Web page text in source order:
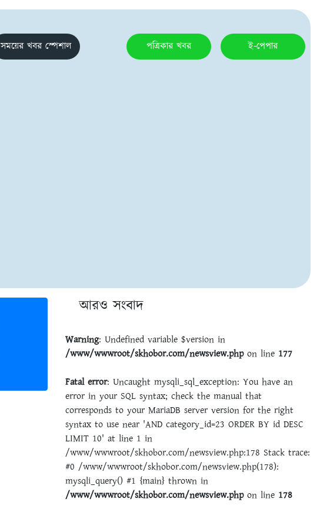
সময়ের খবর স্পেশাল পত্রিকার খবর ই-পেপার
আরও সংবাদ
Warning: Undefined variable $version in
/www/wwwroot/skhobor.com/newsview.phpon line 177
Fatal error: Uncaught mysqli_sql_exception: You have an
error in your SQL syntax; check the manual that
corresponds to your MariaDB server version for the right
syntax to use near 'AND category_id=23 ORDER BY id DESC
LIMIT 10' at line 1 in
/www/wwwroot/skhobor.com/newsview.php:178 Stack trace:
#0 /www/wwwroot/skhobor.com/newsview.php(178):
mysqli_query() #1 {main} thrown in
/www/wwwroot/skhobor.com/newsview.phpon line 178